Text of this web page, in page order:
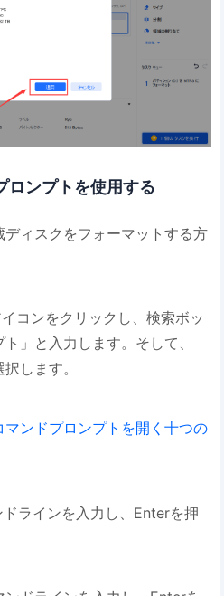
ロンプトを使用する
ィスクをフォーマットする方
イコンをクリックし、検索ボッ
」と入力します。そして、
します。
マンドプロンプトを開く十つの
ラインを入力し、Enterを押